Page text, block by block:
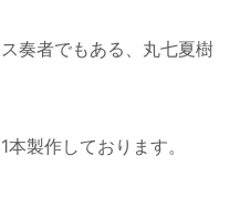
奏者でもある、丸七夏樹
製作しております。